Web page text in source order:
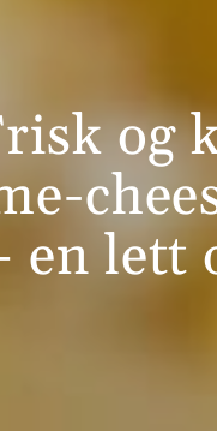
og
en lett